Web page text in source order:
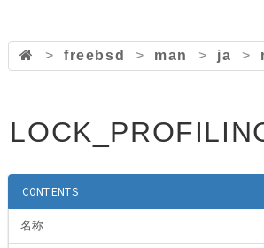
> freebsd > man > ja >
CONTENTS
名称